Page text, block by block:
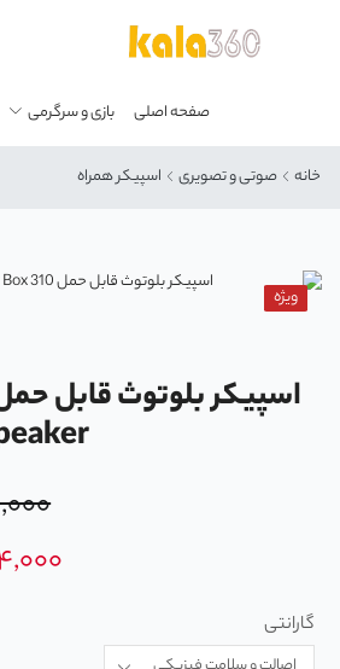
صفحه اصلی بازی و سرگرمی
خانه صوتی و تصویری اسپیکر همراه
ویژه
گارانتی